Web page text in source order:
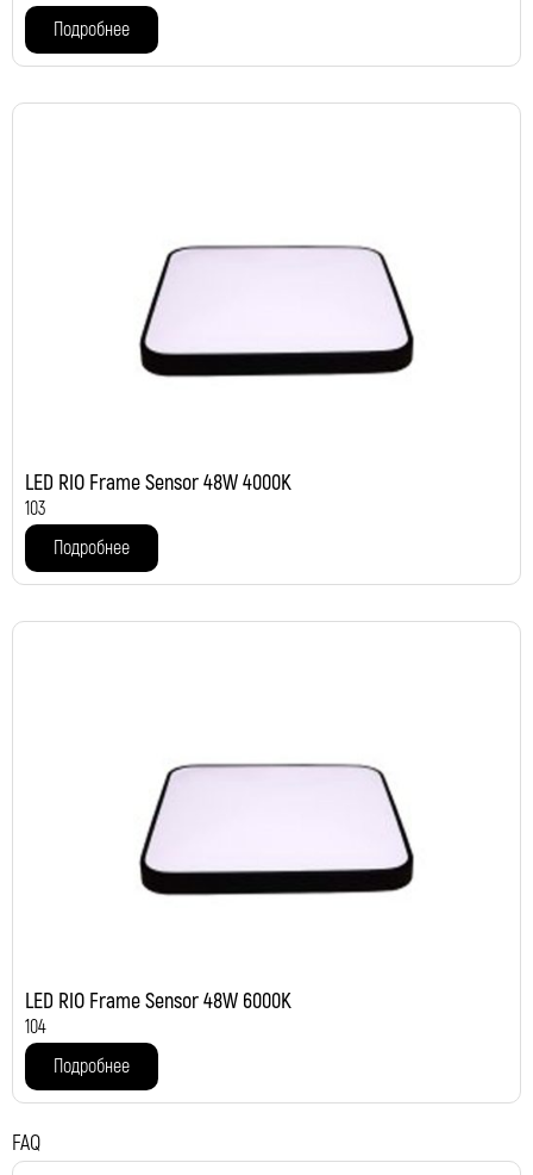
Подробнее
LED RIO Frame Sensor 48W 4000K
103
Подробнее
LED RIO Frame Sensor 48W 6000K
104
Подробнее
FAQ